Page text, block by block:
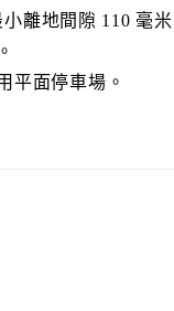
離地間隙 110 毫米
平面停車場。